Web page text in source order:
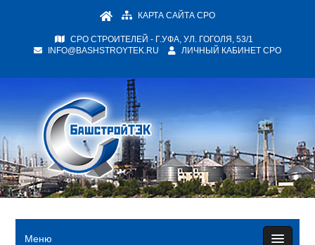
КАРТА САЙТА СРО
СРО СТРОИТЕЛЕЙ - Г.УФА, УЛ. ГОГОЛЯ, 53/1
INFO@BASHSTROYTEK.RU
ЛИЧНЫЙ КАБИНЕТ СРО
Меню